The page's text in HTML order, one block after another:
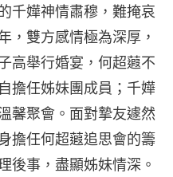
千嬅神情肅穆，難掩哀
，雙方感情極為深厚，
高舉行婚宴，何超蕸不
擔任姊妹團成員；千嬅
馨聚會。面對摯友遽然
擔任何超蕸追思會的籌
後事，盡顯姊妹情深。